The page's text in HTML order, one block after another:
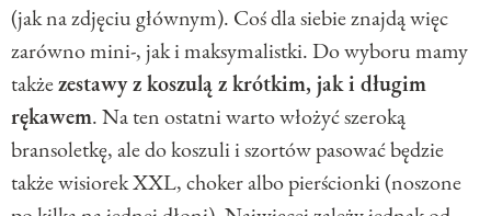
(jak na zdjęciu głównym). Coś dla siebie znajdą więc
zarówno mini-, jak i maksymalistki. Do wyboru mamy
takżezestawy z koszulą z krótkim, jak i długim
rękawem. Na ten ostatni warto włożyć szeroką
bransoletkę, ale do koszuli i szortów pasować będzie
także wisiorek XXL, choker albo pierścionki (noszone